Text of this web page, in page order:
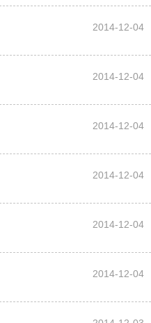
2014-12-04
2014-12-04
2014-12-04
2014-12-04
2014-12-04
2014-12-04